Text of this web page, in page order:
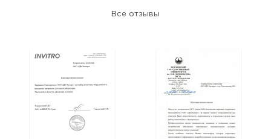
Все отзывы